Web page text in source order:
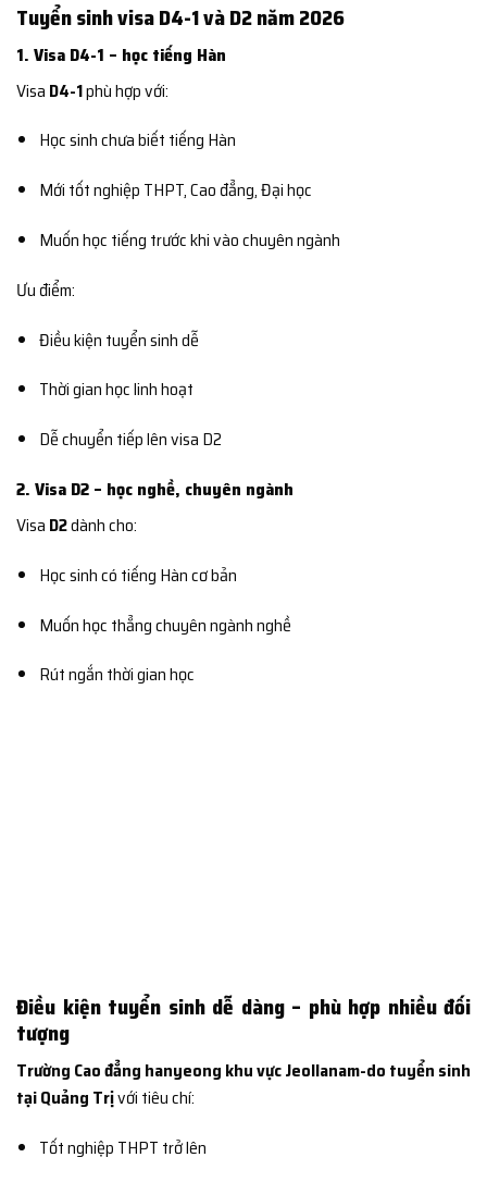
Tuyển sinh visa D4-1 và D2 năm 2026
1. Visa D4-1 – học tiếng Hàn
Visa D4-1phù hợp với:
Học sinh chưa biết tiếng Hàn
Mới tốt nghiệp THPT, Cao đẳng, Đại học
Muốn học tiếng trước khi vào chuyên ngành
Ưu điểm:
Điều kiện tuyển sinh dễ
Thời gian học linh hoạt
Dễ chuyển tiếp lên visa D2
2. Visa D2 – học nghề, chuyên ngành
Visa D2dành cho:
Học sinh có tiếng Hàn cơ bản
Muốn học thẳng chuyên ngành nghề
Rút ngắn thời gian học
Điều kiện tuyển sinh dễ dàng – phù hợp nhiều đối
tượng
Trường Cao đẳng hanyeong khu vực Jeollanam-do tuyển sinh
tại Quảng Trịvới tiêu chí:
Tốt nghiệp THPT trở lên